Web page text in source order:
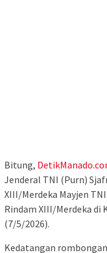
Bitung,
Jenderal TNI (Purn)
XIII/Merdeka Mayjen
Rindam XIII/Merdeka di
(7/5/2026).
Kedatangan